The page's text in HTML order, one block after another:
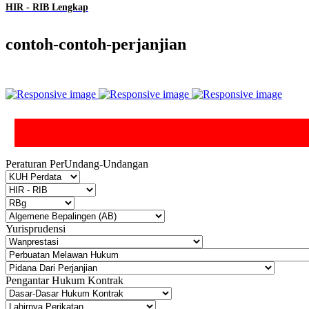
HIR - RIB Lengkap
contoh-contoh-perjanjian
Peraturan PerUndang-Undangan
Yurisprudensi
Pengantar Hukum Kontrak